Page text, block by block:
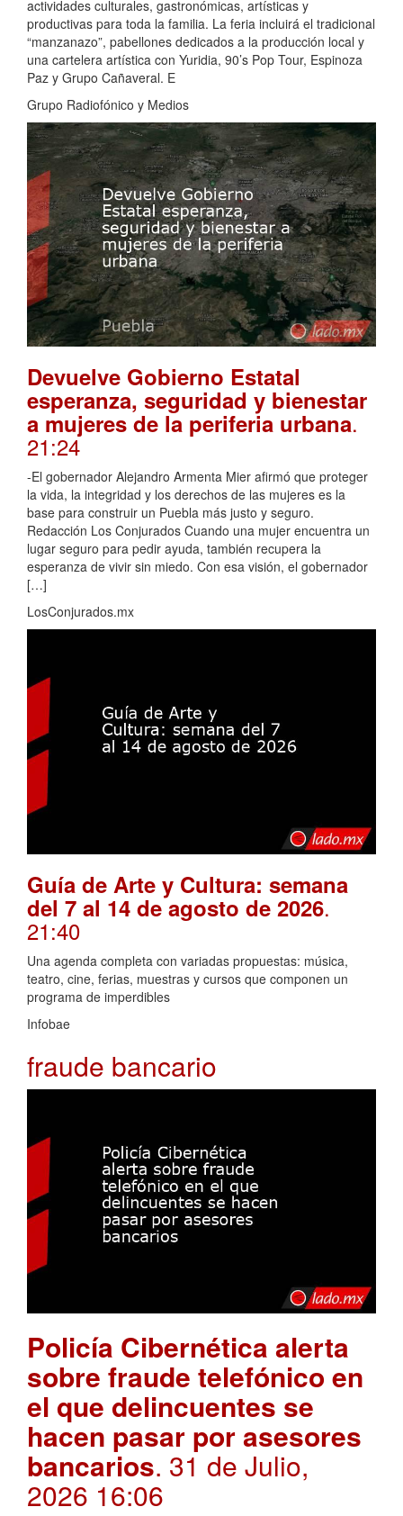
actividades culturales, gastronómicas, artísticas y
productivas para toda la familia. La feria incluirá el tradicional
“manzanazo”, pabellones dedicados a la producción local y
una cartelera artística con Yuridia, 90’s Pop Tour, Espinoza
Paz y Grupo Cañaveral. E
Grupo Radiofónico y Medios
Devuelve Gobierno Estatal
esperanza, seguridad y bienestar
a mujeres de la periferia urbana.
21:24
-El gobernador Alejandro Armenta Mier afirmó que proteger
la vida, la integridad y los derechos de las mujeres es la
base para construir un Puebla más justo y seguro.
Redacción Los Conjurados Cuando una mujer encuentra un
lugar seguro para pedir ayuda, también recupera la
esperanza de vivir sin miedo. Con esa visión, el gobernador
[…]
LosConjurados.mx
Guía de Arte y Cultura: semana
del 7 al 14 de agosto de 2026.
21:40
Una agenda completa con variadas propuestas: música,
teatro, cine, ferias, muestras y cursos que componen un
programa de imperdibles
Infobae
fraude bancario
Policía Cibernética alerta
sobre fraude telefónico en
el que delincuentes se
hacen pasar por asesores
bancarios. 31 de Julio,
2026 16:06